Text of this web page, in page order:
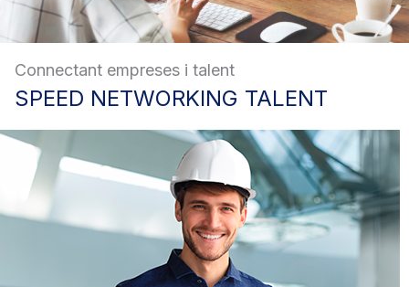
Connectant empreses i talent
SPEED NETWORKING TALENT